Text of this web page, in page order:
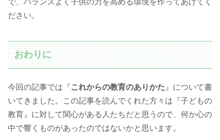
ださい。
おわりに
今回の記事では『これからの教育のありかた 』について書
いてきました。この記事を読んでくれた方々は『子どもの
教育』に対して関心がある人たちだと思うので、何か心の
中で響くものがあったのではないかと思います。